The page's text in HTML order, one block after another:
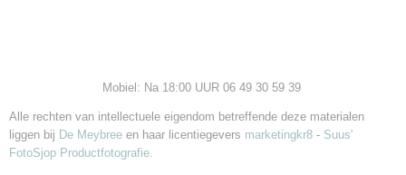
Mobiel: Na 18:00 UUR 06 49 30 59 39
Alle rechten van intellectuele eigendom betreffende deze materialen
liggen bij De Meybree en haar licentiegevers marketingkr8 - Suus'
FotoSjop Productfotografie.